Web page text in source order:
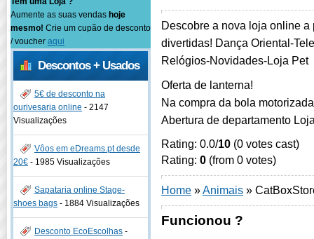
Aumente as suas vendas hoje
mesmo! Crie um cupão de desconto
/ voucher aqui
Descontos + Usados
5€ de desconto na
ourivesaria online - 2147
Visualizações
Vôos em eDreams.pt desde
20€ - 1985 Visualizações
Sapataria online Stage-
shoes bags - 1884 Visualizações
Desconto EcoEscolhas -
Descobre a nova loja online a
divertidas! Dança Oriental-
Relógios-Novidades-Loja Pet
Oferta de lanterna!
Na compra da bola
Abertura de departamento
Rating: 0.0/10 (0 votes cast)
Rating: 0 (from 0 votes)
Home »Animais »
Funcionou ?